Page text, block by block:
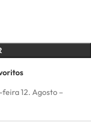
12. Agosto –